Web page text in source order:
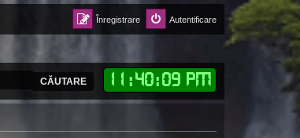
Autentificare
Înregistrare
11 :40:10 PM
CĂUTARE